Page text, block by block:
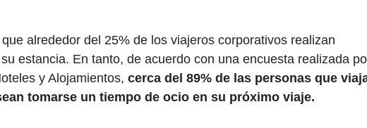
alrededor del 25% de los viajeros corporativos realizan
estancia. En tanto, de acuerdo con una encuesta realizada
y Alojamientos, cerca del 89% de las personas que
tomarse un tiempo de ocio en su próximo viaje.